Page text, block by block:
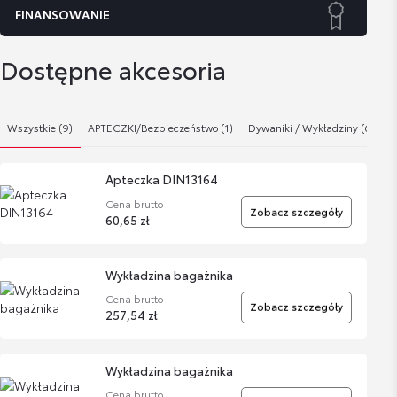
FINANSOWANIE
Dostępne akcesoria
Wszystkie (9) APTECZKI/Bezpieczeństwo (1) Dywaniki / Wykładziny (6)
Apteczka DIN13164
Cena brutto
60,65 zł Zobacz szczegóły
Wykładzina bagażnika
Cena brutto
257,54 zł Zobacz szczegóły
Wykładzina bagażnika